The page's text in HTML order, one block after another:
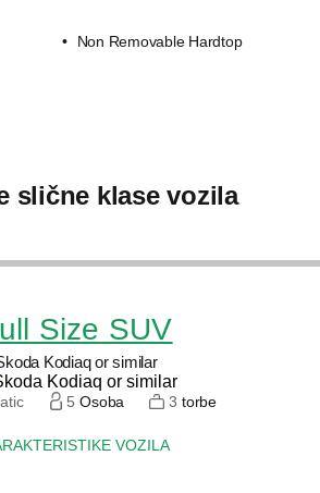
Non Removable Hardtop
slične klase vozila
Size SUV
Kodiaq or similar
5 Osoba 3 torbe
VOZILA